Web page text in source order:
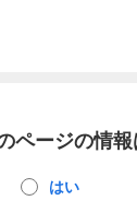
ページの情
はい